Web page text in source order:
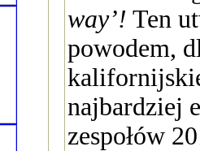
way’! Ten
powodem,
najbardziej
zespołów